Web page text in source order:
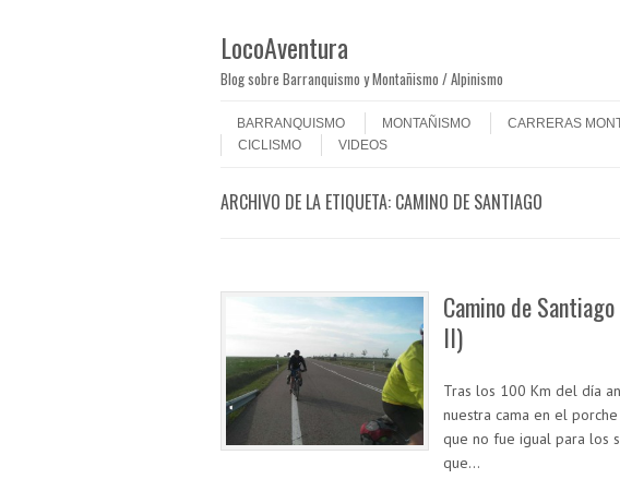
LocoAventura
Blog sobre Barranquismo y Montañismo / Alpinismo
Menú
BARRANQUISMO
MONTAÑISMO CARRERAS
CICLISMO
VIDEOS
ARCHIVO DE LA ETIQUETA: CAMINO DE SANTIAGO
Camino de
II)
Tras los 100 Km del día
nuestra cama en el
que no fue igual para los
que…